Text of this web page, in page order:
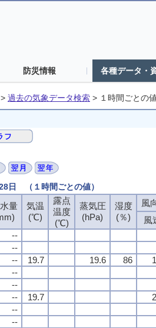
防災情報 各種データ・
> 過去の気象データ検索 > １時間ごとの
日 （１時間ごとの値）
量
気温
(℃)
露点
温度
(℃)
蒸気圧
(hPa)
湿度
(％)
風
風
--
--
-- 19.7 19.6 86
--
--
-- 19.7
--
--